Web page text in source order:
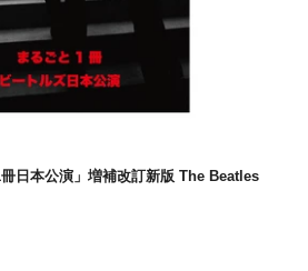
日本公演」増補改訂新版 The Beatles